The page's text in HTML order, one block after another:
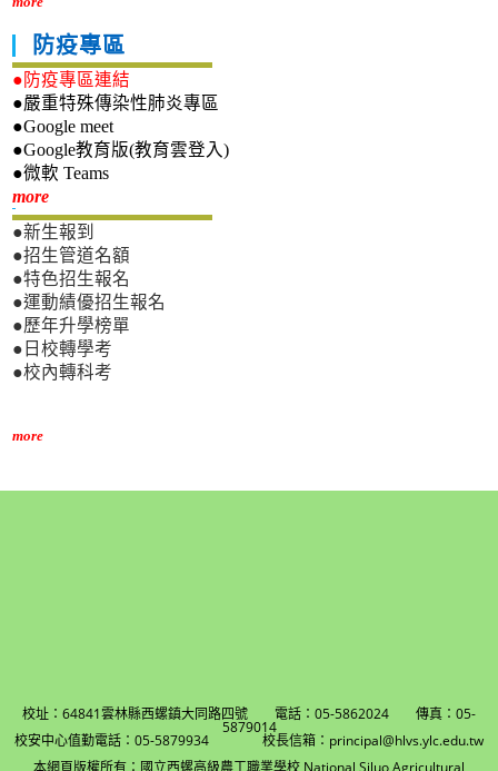
防疫專區
●防疫專區連結
●嚴重特殊傳染性肺炎專區
●Google meet
●Google教育版(教育雲登入)
●微軟 Teams
more新生專區
●新生報到
●招生管道名額
●特色招生報名
●運動績優招生報名
●歷年升學榜單
●日校轉學考
●校內轉科考
more
校址：64841雲林縣西螺鎮大同路四號 電話：05-5862024 傳真：05-
5879014
校安中心值勤電話：05-5879934 校長信箱：principal@hlvs.ylc.edu.tw
本網頁版權所有：國立西螺高級農工職業學校 National Siluo Agricultural